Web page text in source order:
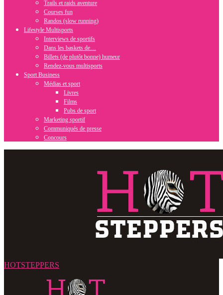
Trails et raids aventure
Courses fun
Randos (slow running)
Lifestyle Multisports
Interviews de sportifs
Dans les baskets de…
Billets (de plutôt bonne) humeur
Rendez-vous multisports
Sport Business
Médias et sport
Livres
Films
Pubs de sport
Marketing sportif
Communiqués de presse
Concours
HOTSTEPPERS